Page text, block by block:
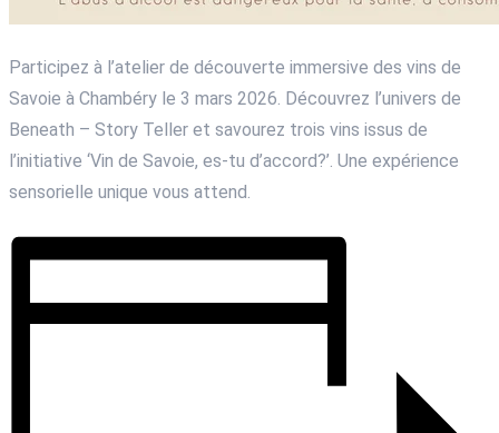
Participez à l’atelier de découverte immersive des vins de
Savoie à Chambéry le 3 mars 2026. Découvrez l’univers de
Beneath – Story Teller et savourez trois vins issus de
l’initiative ‘Vin de Savoie, es-tu d’accord?’. Une expérience
sensorielle unique vous attend.